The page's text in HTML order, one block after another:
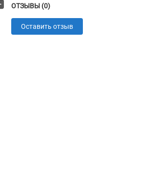
ОТЗЫВЫ (0)
Оставить отзыв